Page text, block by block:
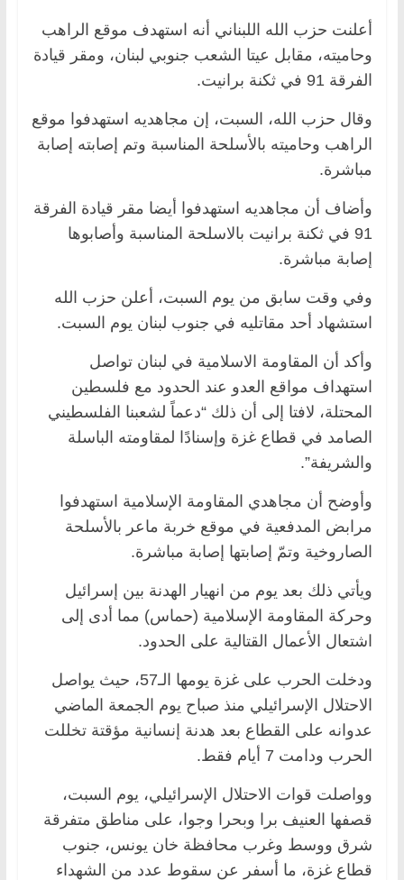
أعلنت حزب الله اللبناني أنه استهدف موقع الراهب
وحاميته، مقابل عيتا الشعب جنوبي لبنان، ومقر قيادة
الفرقة 91 ‫في ثكنة برانيت.
وقال حزب الله، السبت، إن مجاهديه استهدفوا موقع
الراهب وحاميته ‫بالأسلحة المناسبة وتم إصابته إصابة
مباشرة.
وأضاف أن مجاهديه استهدفوا أيضا مقر قيادة الفرقة
91 ‫في ثكنة برانيت بالاسلحة المناسبة وأصابوها
إصابة مباشرة.
وفي وقت سابق من يوم السبت، أعلن حزب الله
استشهاد أحد مقاتليه في جنوب لبنان يوم السبت.
وأكد أن المقاومة الاسلامية في لبنان تواصل
استهداف مواقع العدو عند الحدود مع فلسطين
المحتلة، لافتا إلى أن ذلك “دعماً لشعبنا الفلسطيني
الصامد في قطاع غزة وإسنادًا لمقاومته الباسلة
والشريفة”.
وأوضح أن ‏مجاهدي المقاومة الإسلامية استهدفوا
مرابض ‏المدفعية في موقع خربة ماعر بالأسلحة
الصاروخية وتمّ إصابتها إصابة مباشرة.
ويأتي ذلك بعد يوم من انهيار الهدنة بين إسرائيل
وحركة المقاومة الإسلامية (حماس) مما أدى إلى
اشتعال الأعمال القتالية على الحدود.
ودخلت الحرب على غزة يومها الـ57، حيث يواصل
الاحتلال الإسرائيلي منذ صباح يوم الجمعة الماضي
عدوانه على القطاع بعد هدنة إنسانية مؤقتة تخللت
الحرب ودامت 7 أيام فقط.
وواصلت قوات الاحتلال الإسرائيلي، يوم السبت،
قصفها العنيف برا وبحرا وجوا، على مناطق متفرقة
شرق ووسط وغرب محافظة خان يونس، جنوب
قطاع غزة، ما أسفر عن سقوط عدد من الشهداء